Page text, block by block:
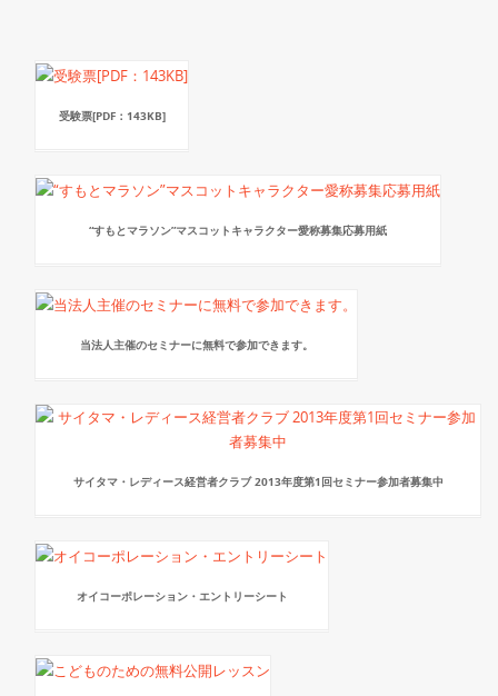
受験票[PDF：143KB]
“すもとマラソン”マスコットキャラクター愛称募集応募用紙
当法人主催のセミナーに無料で参加できます。
サイタマ・レディース経営者クラブ 2013年度第1回セミナー参加者募集中
オイコーポレーション・エントリーシート